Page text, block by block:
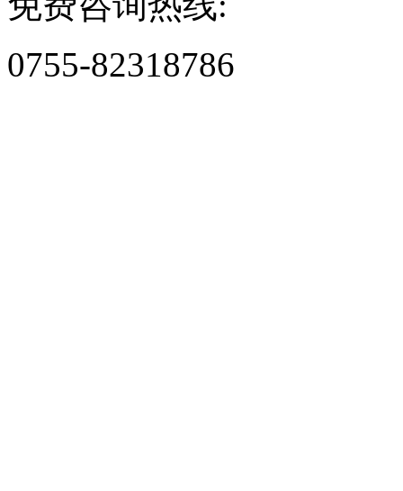
0755-82318786